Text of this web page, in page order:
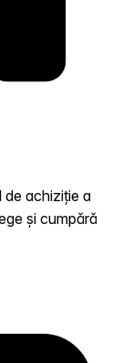
de achiziție a
și cumpără